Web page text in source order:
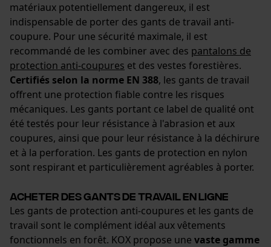
matériaux potentiellement dangereux, il est
indispensable de porter des gants de travail anti-
coupure. Pour une sécurité maximale, il est
recommandé de les combiner avec des pantalons de
protection anti-coupures et des vestes forestières.
Certifiés selon la norme EN 388, les gants de travail
offrent une protection fiable contre les risques
mécaniques. Les gants portant ce label de qualité ont
été testés pour leur résistance à l'abrasion et aux
coupures, ainsi que pour leur résistance à la déchirure
et à la perforation. Les gants de protection en nylon
sont respirant et particulièrement agréables à porter.
Acheter des gants de travail en ligne
Les gants de protection anti-coupures et les gants de
travail sont le complément idéal aux vêtements
fonctionnels en forêt. KOX propose une vaste gamme